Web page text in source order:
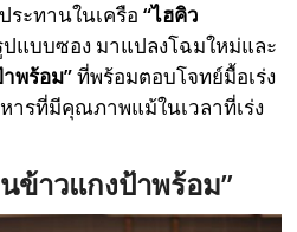
ะทานในเครือ“ไฮคิว
ปแบบซอง มาแปลงโฉมใหม่และ
พร้อม”ที่พร้อมตอบโจทย์มื้อเร่ง
ารที่มีคุณภาพแม้ในเวลาที่เร่ง
นข้าวแกงป้าพร้อม”